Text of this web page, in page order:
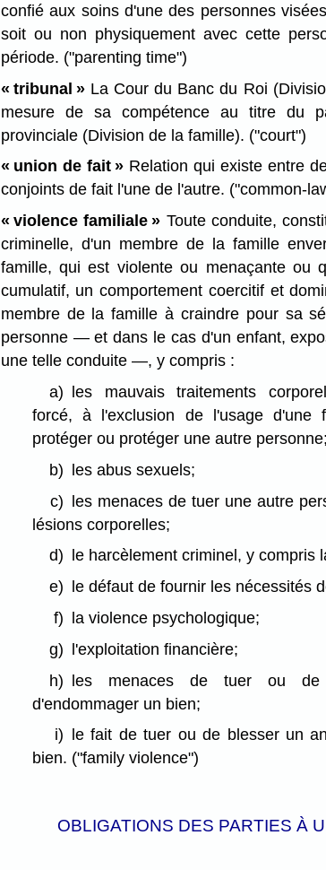
confié aux soins d'une des personnes
soit ou non physiquement avec cette
période. ("parenting time")
« tribunal »La Cour du Banc du Roi
mesure de sa compétence au titre du
provinciale (Division de la famille). ("court")
« union de fait »Relation qui existe entre
conjoints de fait l'une de l'autre. ("common-
« violence familiale » Toute conduite,
criminelle, d'un membre de la famille
famille, qui est violente ou menaçante ou
cumulatif, un comportement coercitif et
membre de la famille à craindre pour sa
personne — et dans le cas d'un enfant,
une telle conduite —, y compris :
a) les mauvais traitements
forcé, à l'exclusion de l'usage d'une
protéger ou protéger une autre personne;
b) les abus sexuels;
c) les menaces de tuer une autre
lésions corporelles;
d)
le harcèlement criminel, y compris
e)
le défaut de fournir les nécessités
f) la violence psychologique;
g) l'exploitation financière;
h) les menaces de tuer ou
d'endommager un bien;
i)
le fait de tuer ou de blesser un
bien. ("family violence")
OBLIGATIONS DES PARTIES À